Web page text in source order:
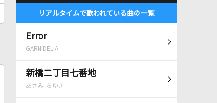
リアルタイムで歌われている曲の一覧
Error
GARNiDELiA
新橋二丁目七番地
あさみ ちゆき